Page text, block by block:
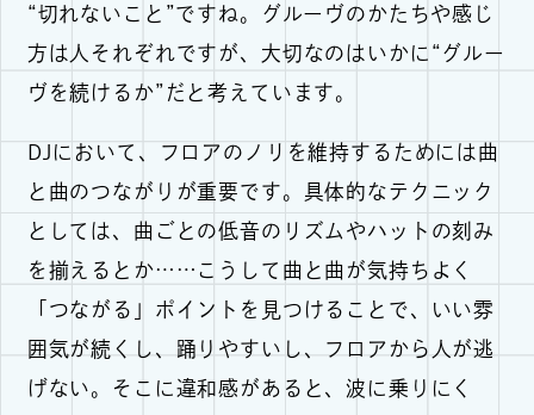
“切れないこと”ですね。グルーヴのかたちや感じ
方は人それぞれですが、大切なのはいかに“グルー
ヴを続けるか”だと考えています。
DJにおいて、フロアのノリを維持するためには曲
と曲のつながりが重要です。具体的なテクニック
としては、曲ごとの低音のリズムやハットの刻み
を揃えるとか……こうして曲と曲が気持ちよく
「つながる」ポイントを見つけることで、いい雰
囲気が続くし、踊りやすいし、フロアから人が逃
げない。そこに違和感があると、波に乗りにく